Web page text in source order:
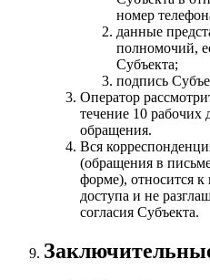
номер
данные
полномочий,
Субъекта;
подпись
Оператор
течение 10 рабочих
обращения.
Вся
(обращения в
форме), относится
доступа и не
согласия Субъекта.